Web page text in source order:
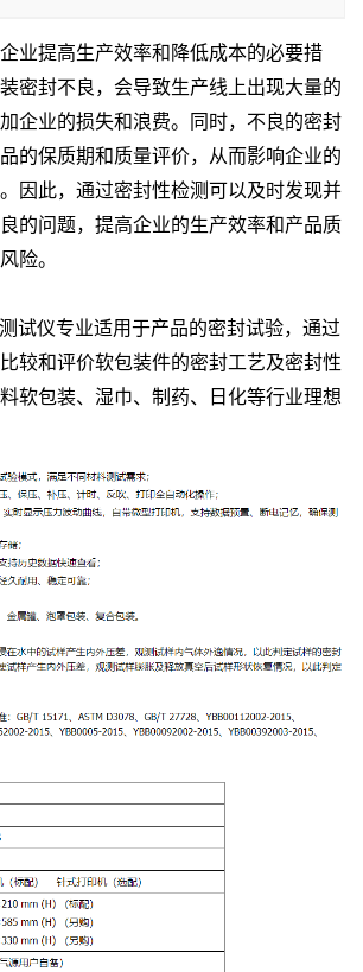
业提高生产效率和降低成本的必要措
密封不良，会导致生产线上出现大量的
企业的损失和浪费。同时，不良的密封
的保质期和质量评价，从而影响企业的
因此，通过密封性检测可以及时发现并
的问题，提高企业的生产效率和产品质
险。
试仪专业适用于产品的密封试验，通过
较和评价软包装件的密封工艺及密封性
软包装、湿巾、制药、日化等行业理想